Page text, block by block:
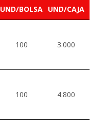
UND/BOLSA UND/CAJA
100 3.000
100 4.800